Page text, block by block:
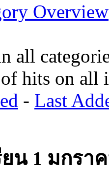
Overview
all
hits on all
- Last
น 1 มกรา